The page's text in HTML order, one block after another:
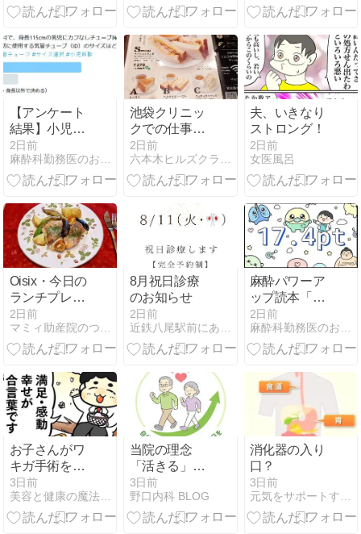
「かけポン鳥
ト」です。
『ザ・民間療
【アンケート
結果】小児の
気管チューブ
サイズ選択：
年齢公式 vs 身
ン）公式〜 5
歳 2 か月・身
長 115cm の症
例から考え
る〜
2日前
麻酔科勤務医のお勉強日記
池袋クリニッ
クでの仕事前
に、池袋東口
「ルノアー
ル」で朝食で
2日前
六本木ヒルズクラブ産業医・産婦人科医
夫、いきなり
ストロング！
2日前
女医風呂
Oisix・今日の
ランチプレー
トは赤魚のム
ニエルと野菜
のグリル
2日前
マミィ助産院のつれづれ日記
8月祝日診療
のお知らせ
2日前
近鉄八尾駅前にある鍼灸整骨院 東洋医学の事なら、いど鍼灸整…
麻酔パワーア
ップ読本「イ
ンテリジェン
ス」のアマゾ
ンの初のカス
ー！
2日前
麻酔科勤務医のお勉強日記
お子さんがワ
キガ手術を受
けられた親御
さんから丁寧
なメールをい
3日前
美容と健康の魔法の杖
当院の理念
「活きる」を
極めるお手伝
い
3日前
野口内科 BLOG
消化器の入り
口？
3日前
元気をサポートする集団のブログ